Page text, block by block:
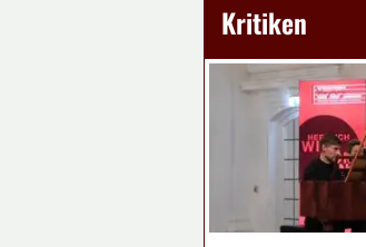
Kritiken